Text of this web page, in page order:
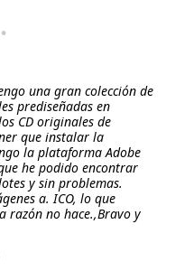
una gran colección de
prediseñadas en
CD originales de
que instalar la
la plataforma Adobe
he podido encontrar
y sin problemas.
a. ICO, lo que
no hace.,Bravo y